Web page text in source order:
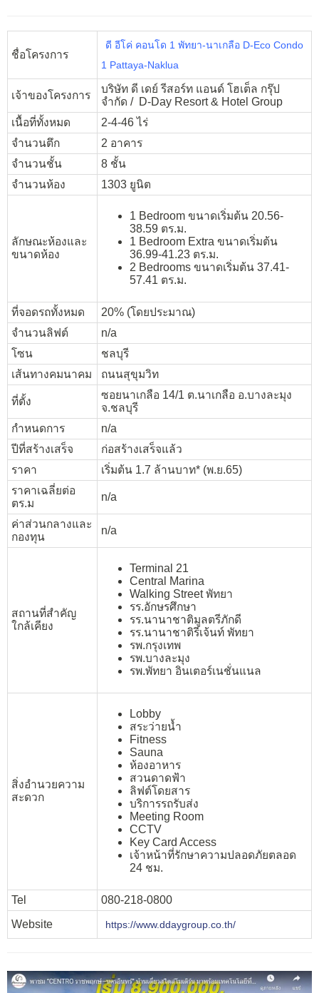
ชื่อโครงการ
ดี อีโค่ คอนโด 1 พัทยา-นาเกลือ D-Eco Condo
1 Pattaya-Naklua
เจ้าของโครงการ
บริษัท ดี เดย์ รีสอร์ท แอนด์ โฮเต็ล กรุ๊ป
จำกัด / D-Day Resort & Hotel Group
เนื้อที่ทั้งหมด
2-4-46 ไร่
จำนวนตึก
2 อาคาร
จำนวนชั้น
8 ชั้น
จำนวนห้อง
1303 ยูนิต
ลักษณะห้องและ
ขนาดห้อง
1 Bedroom ขนาดเริ่มต้น 20.56-
38.59 ตร.ม.
1 Bedroom Extra ขนาดเริ่มต้น
36.99-41.23 ตร.ม.
2 Bedrooms ขนาดเริ่มต้น 37.41-
57.41 ตร.ม.
ที่จอดรถทั้งหมด
20% (โดยประมาณ)
จำนวนลิฟต์
n/a
โซน
ชลบุรี
เส้นทางคมนาคม
ถนนสุขุมวิท
ที่ตั้ง
ซอยนาเกลือ 14/1 ต.นาเกลือ อ.บางละมุง
จ.ชลบุรี
กำหนดการ
n/a
ปีที่สร้างเสร็จ
ก่อสร้างเสร็จแล้ว
ราคา
เริ่มต้น 1.7 ล้านบาท* (พ.ย.65)
ราคาเฉลี่ยต่อ
ตร.ม
n/a
ค่าส่วนกลางและ
กองทุน
n/a
สถานที่สำคัญ
ใกล้เคียง
Terminal 21
Central Marina
Walking Street พัทยา
รร.อักษรศึกษา
รร.นานาชาติมูลตรีภักดี
รร.นานาชาติรีเจ้นท์ พัทยา
รพ.กรุงเทพ
รพ.บางละมุง
รพ.พัทยา อินเตอร์เนชั่นแนล
สิ่งอำนวยความ
สะดวก
Lobby
สระว่ายน้ำ
Fitness
Sauna
ห้องอาหาร
สวนดาดฟ้า
ลิฟต์โดยสาร
บริการรถรับส่ง
Meeting Room
CCTV
Key Card Access
เจ้าหน้าที่รักษาความปลอดภัยตลอด
24 ชม.
Tel
080-218-0800
Website
https://www.ddaygroup.co.th/